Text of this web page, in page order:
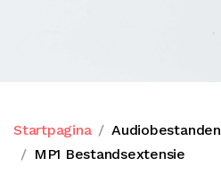
Startpagina
Audiobestanden
MP1 Bestandsextensie